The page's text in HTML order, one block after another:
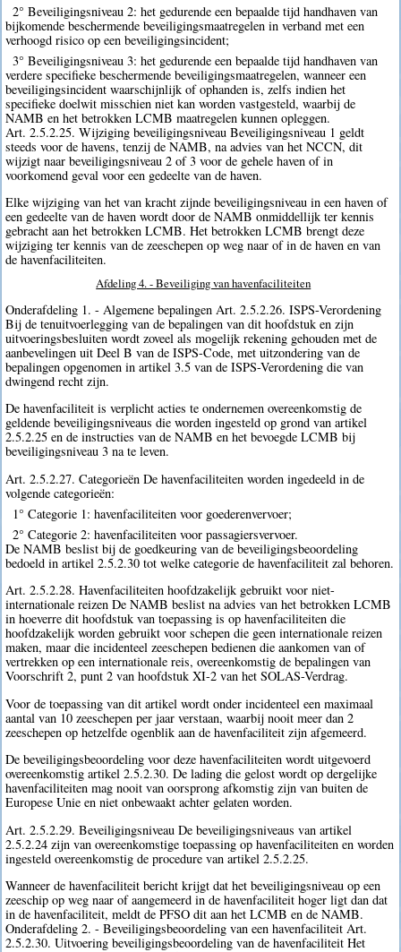
2° Beveiligingsniveau 2: het gedurende een bepaalde tijd handhaven van
bijkomende beschermende beveiligingsmaatregelen in verband met een
verhoogd risico op een beveiligingsincident;
3° Beveiligingsniveau 3: het gedurende een bepaalde tijd handhaven van
verdere specifieke beschermende beveiligingsmaatregelen, wanneer een
beveiligingsincident waarschijnlijk of ophanden is, zelfs indien het
specifieke doelwit misschien niet kan worden vastgesteld, waarbij de
NAMB en het betrokken LCMB maatregelen kunnen opleggen.
Art. 2.5.2.25. Wijziging beveiligingsniveau Beveiligingsniveau 1 geldt
steeds voor de havens, tenzij de NAMB, na advies van het NCCN, dit
wijzigt naar beveiligingsniveau 2 of 3 voor de gehele haven of in
voorkomend geval voor een gedeelte van de haven.
Elke wijziging van het van kracht zijnde beveiligingsniveau in een haven of
een gedeelte van de haven wordt door de NAMB onmiddellijk ter kennis
gebracht aan het betrokken LCMB. Het betrokken LCMB brengt deze
wijziging ter kennis van de zeeschepen op weg naar of in de haven en van
de havenfaciliteiten.
Afdeling 4. - Beveiliging van havenfaciliteiten
Onderafdeling 1. - Algemene bepalingen Art. 2.5.2.26. ISPS-Verordening
Bij de tenuitvoerlegging van de bepalingen van dit hoofdstuk en zijn
uitvoeringsbesluiten wordt zoveel als mogelijk rekening gehouden met de
aanbevelingen uit Deel B van de ISPS-Code, met uitzondering van de
bepalingen opgenomen in artikel 3.5 van de ISPS-Verordening die van
dwingend recht zijn.
De havenfaciliteit is verplicht acties te ondernemen overeenkomstig de
geldende beveiligingsniveaus die worden ingesteld op grond van artikel
2.5.2.25 en de instructies van de NAMB en het bevoegde LCMB bij
beveiligingsniveau 3 na te leven.
Art. 2.5.2.27. Categorieën De havenfaciliteiten worden ingedeeld in de
volgende categorieën:
1° Categorie 1: havenfaciliteiten voor goederenvervoer;
2° Categorie 2: havenfaciliteiten voor passagiersvervoer.
De NAMB beslist bij de goedkeuring van de beveiligingsbeoordeling
bedoeld in artikel 2.5.2.30 tot welke categorie de havenfaciliteit zal behoren.
Art. 2.5.2.28. Havenfaciliteiten hoofdzakelijk gebruikt voor niet-
internationale reizen De NAMB beslist na advies van het betrokken LCMB
in hoeverre dit hoofdstuk van toepassing is op havenfaciliteiten die
hoofdzakelijk worden gebruikt voor schepen die geen internationale reizen
maken, maar die incidenteel zeeschepen bedienen die aankomen van of
vertrekken op een internationale reis, overeenkomstig de bepalingen van
Voorschrift 2, punt 2 van hoofdstuk XI-2 van het SOLAS-Verdrag.
Voor de toepassing van dit artikel wordt onder incidenteel een maximaal
aantal van 10 zeeschepen per jaar verstaan, waarbij nooit meer dan 2
zeeschepen op hetzelfde ogenblik aan de havenfaciliteit zijn afgemeerd.
De beveiligingsbeoordeling voor deze havenfaciliteiten wordt uitgevoerd
overeenkomstig artikel 2.5.2.30. De lading die gelost wordt op dergelijke
havenfaciliteiten mag nooit van oorsprong afkomstig zijn van buiten de
Europese Unie en niet onbewaakt achter gelaten worden.
Art. 2.5.2.29. Beveiligingsniveau De beveiligingsniveaus van artikel
2.5.2.24 zijn van overeenkomstige toepassing op havenfaciliteiten en worden
ingesteld overeenkomstig de procedure van artikel 2.5.2.25.
Wanneer de havenfaciliteit bericht krijgt dat het beveiligingsniveau op een
zeeschip op weg naar of aangemeerd in de havenfaciliteit hoger ligt dan dat
in de havenfaciliteit, meldt de PFSO dit aan het LCMB en de NAMB.
Onderafdeling 2. - Beveiligingsbeoordeling van een havenfaciliteit Art.
2.5.2.30. Uitvoering beveiligingsbeoordeling van de havenfaciliteit Het